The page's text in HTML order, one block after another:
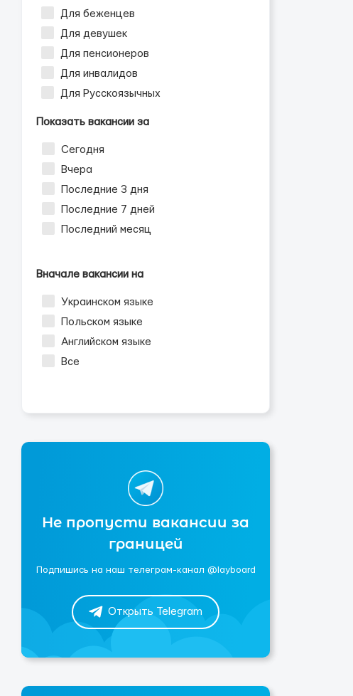
Для беженцев
Для девушек
Для пенсионеров
Для инвалидов
Для Русскоязычных
Показать вакансии за
Сегодня
Вчера
Последние 3 дня
Последние 7 дней
Последний месяц
Вначале вакансии на
Украинском языке
Польском языке
Английском языке
Все
Не пропусти вакансии за
границей
Подпишись на наш телеграм-канал @layboard
Открыть Telegram